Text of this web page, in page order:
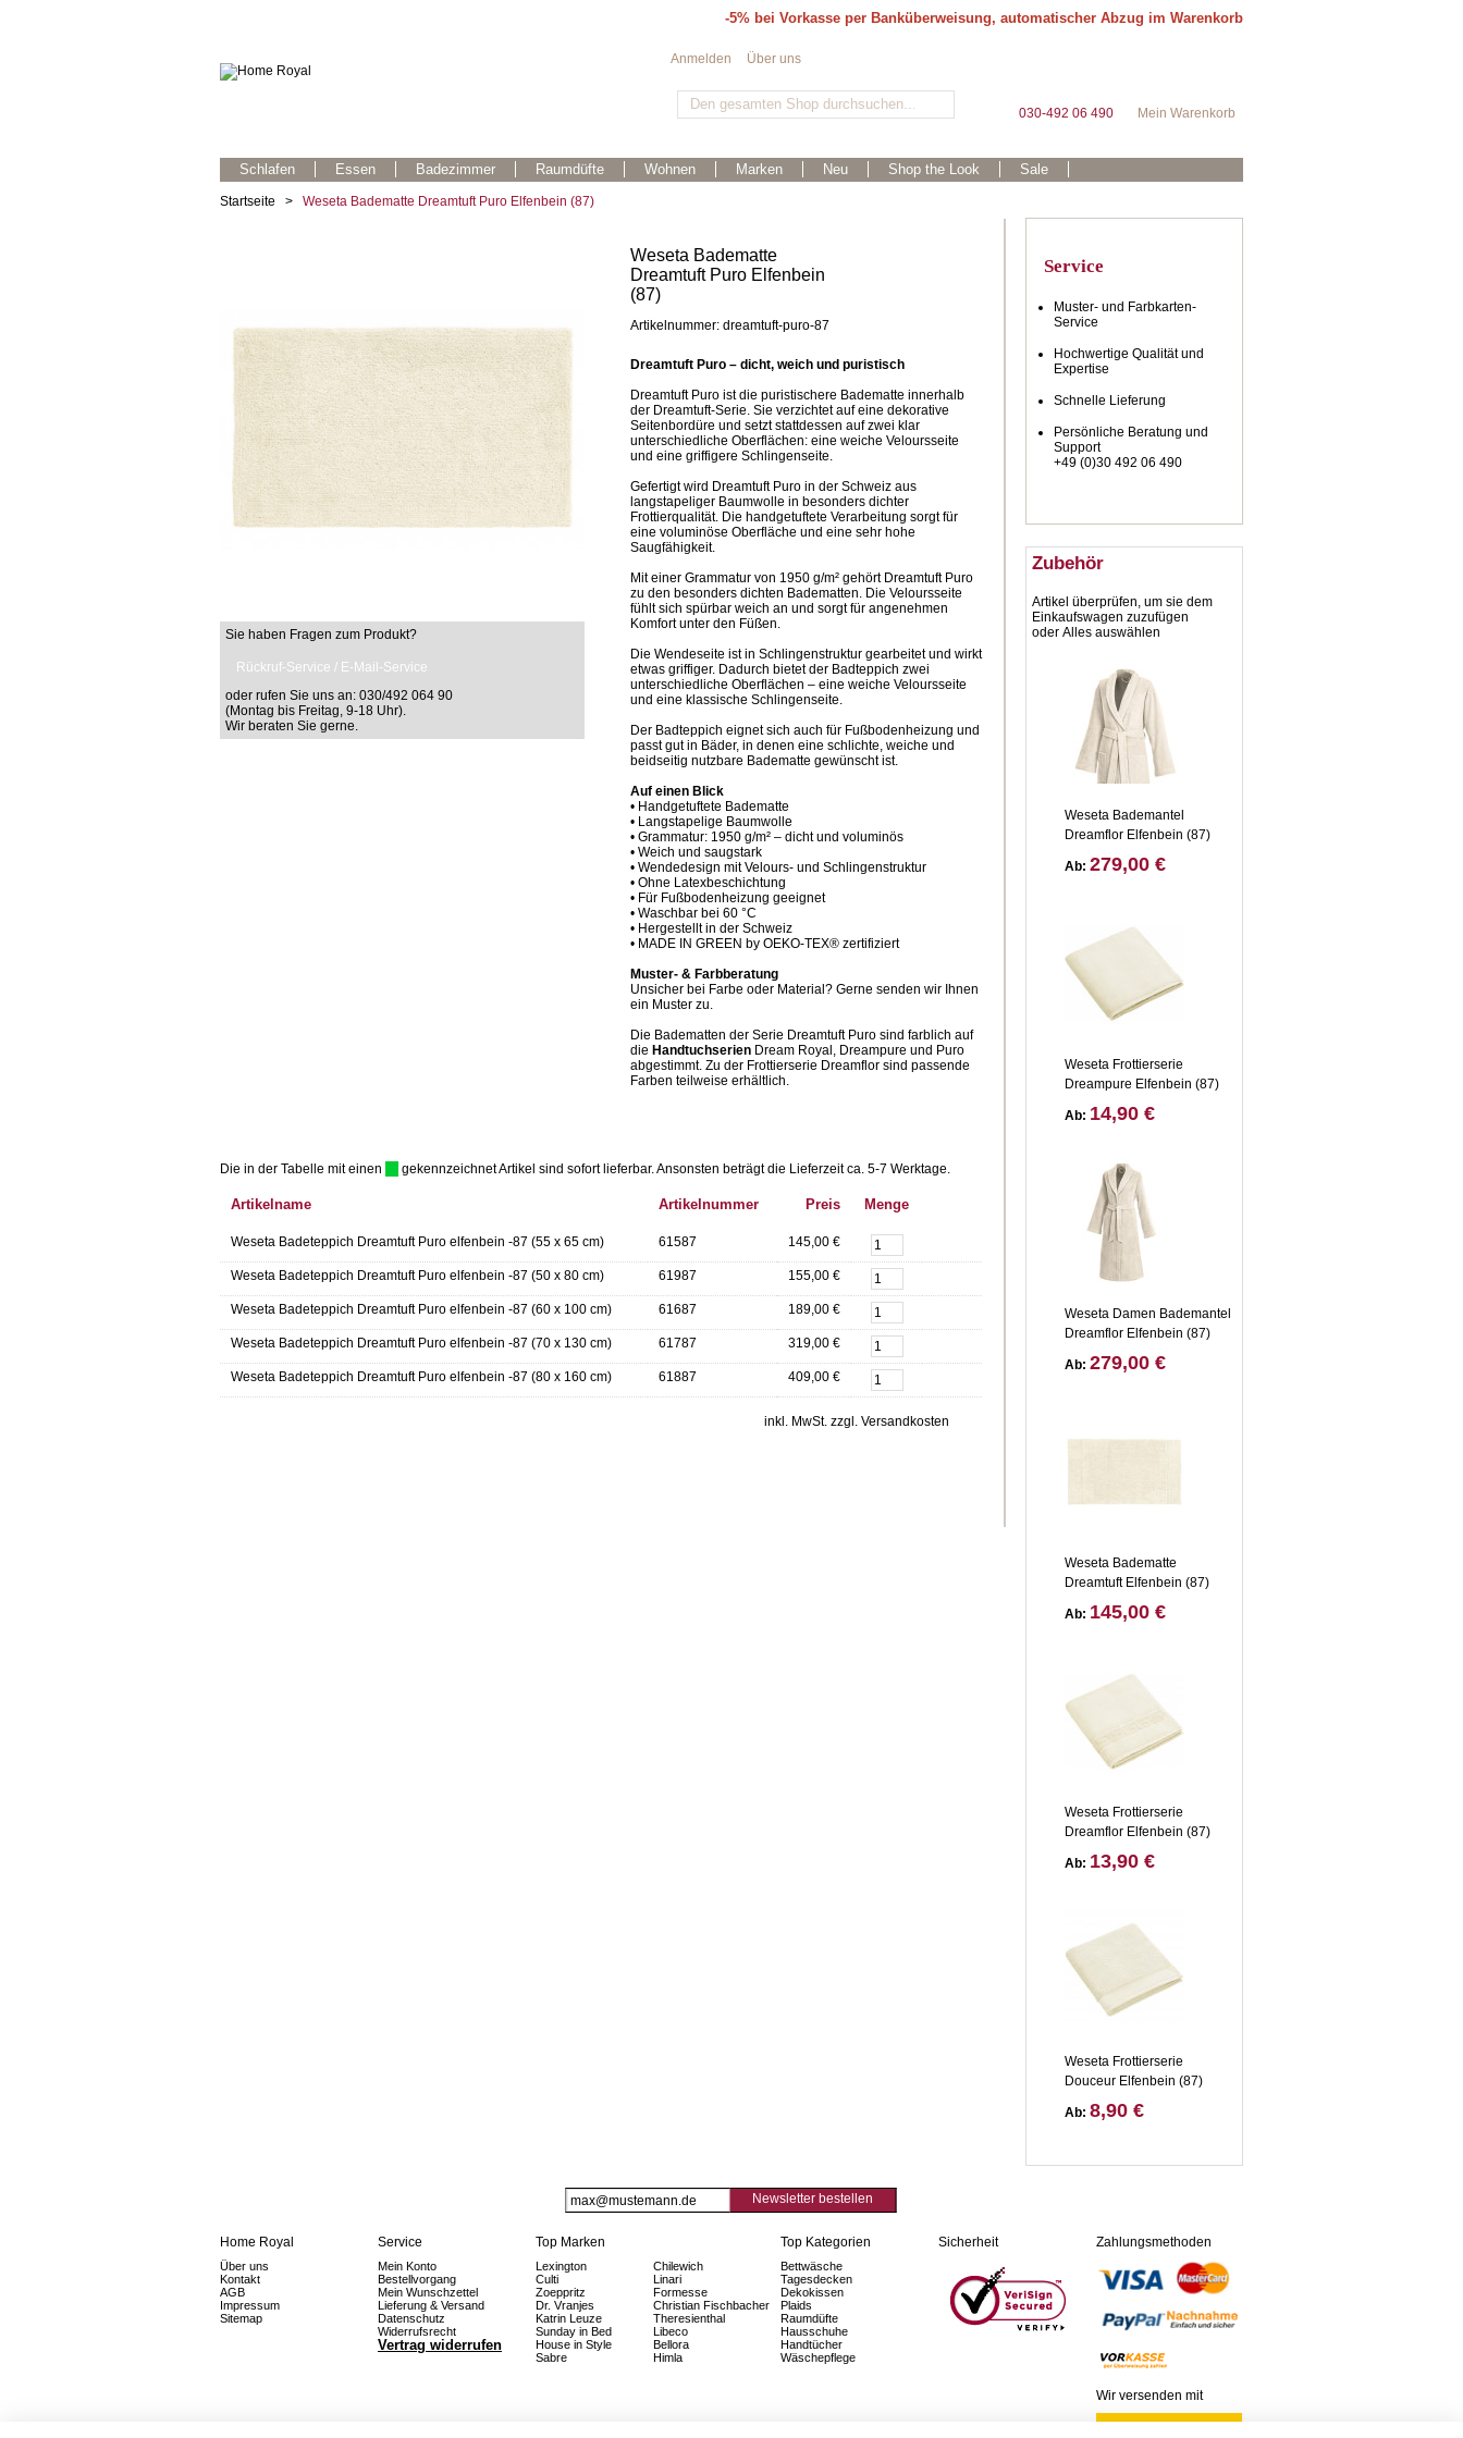
-5% bei Vorkasse per Banküberweisung, automatischer Abzug im Warenkorb
Mein Warenkorb
030-492 06 490
Schlafen Essen Badezimmer Raumdüfte Wohnen Marken Neu Shop the Look Sale
Anmelden Über uns
Startseite > Weseta Badematte Dreamtuft Puro Elfenbein (87)
Sie haben Fragen zum Produkt?
Rückruf-Service / E-Mail-Service
oder rufen Sie uns an: 030/492 064 90
(Montag bis Freitag, 9-18 Uhr).
Wir beraten Sie gerne.
Weseta Badematte
Dreamtuft Puro Elfenbein
(87)
Artikelnummer: dreamtuft-puro-87
Dreamtuft Puro – dicht, weich und puristisch
Dreamtuft Puro ist die puristischere Badematte innerhalb
der Dreamtuft-Serie. Sie verzichtet auf eine dekorative
Seitenbordüre und setzt stattdessen auf zwei klar
unterschiedliche Oberflächen: eine weiche Veloursseite
und eine griffigere Schlingenseite.
Gefertigt wird Dreamtuft Puro in der Schweiz aus
langstapeliger Baumwolle in besonders dichter
Frottierqualität. Die handgetuftete Verarbeitung sorgt für
eine voluminöse Oberfläche und eine sehr hohe
Saugfähigkeit.
Mit einer Grammatur von 1950 g/m² gehört Dreamtuft Puro
zu den besonders dichten Badematten. Die Veloursseite
fühlt sich spürbar weich an und sorgt für angenehmen
Komfort unter den Füßen.
Die Wendeseite ist in Schlingenstruktur gearbeitet und wirkt
etwas griffiger. Dadurch bietet der Badteppich zwei
unterschiedliche Oberflächen – eine weiche Veloursseite
und eine klassische Schlingenseite.
Der Badteppich eignet sich auch für Fußbodenheizung und
passt gut in Bäder, in denen eine schlichte, weiche und
beidseitig nutzbare Badematte gewünscht ist.
Auf einen Blick
• Handgetuftete Badematte
• Langstapelige Baumwolle
• Grammatur: 1950 g/m² – dicht und voluminös
• Weich und saugstark
• Wendedesign mit Velours- und Schlingenstruktur
• Ohne Latexbeschichtung
• Für Fußbodenheizung geeignet
• Waschbar bei 60 °C
• Hergestellt in der Schweiz
• MADE IN GREEN by OEKO-TEX® zertifiziert
Muster- & Farbberatung
Unsicher bei Farbe oder Material? Gerne senden wir Ihnen
ein Muster zu.
Die Badematten der Serie Dreamtuft Puro sind farblich auf
die Handtuchserien Dream Royal, Dreampure und Puro
abgestimmt. Zu der Frottierserie Dreamflor sind passende
Farben teilweise erhältlich.
Die in der Tabelle mit einen gekennzeichnet Artikel sind sofort lieferbar.Ansonsten beträgt die Lieferzeit ca. 5-7 Werktage.
Artikelname Artikelnummer Preis Menge
Weseta Badeteppich Dreamtuft Puro elfenbein -87 (55 x 65 cm) 61587 145,00 €
Weseta Badeteppich Dreamtuft Puro elfenbein -87 (50 x 80 cm) 61987 155,00 €
Weseta Badeteppich Dreamtuft Puro elfenbein -87 (60 x 100 cm) 61687 189,00 €
Weseta Badeteppich Dreamtuft Puro elfenbein -87 (70 x 130 cm) 61787 319,00 €
Weseta Badeteppich Dreamtuft Puro elfenbein -87 (80 x 160 cm) 61887 409,00 €
inkl. MwSt. zzgl. Versandkosten
Service
Muster- und Farbkarten-
Service
Hochwertige Qualität und
Expertise
Schnelle Lieferung
Persönliche Beratung und
Support
+49 (0)30 492 06 490
Zubehör
Artikel überprüfen, um sie dem
Einkaufswagen zuzufügen
oder Alles auswählen
Weseta Bademantel
Dreamflor Elfenbein (87)
Ab: 279,00 €
Weseta Frottierserie
Dreampure Elfenbein (87)
Ab: 14,90 €
Weseta Damen Bademantel
Dreamflor Elfenbein (87)
Ab: 279,00 €
Weseta Badematte
Dreamtuft Elfenbein (87)
Ab: 145,00 €
Weseta Frottierserie
Dreamflor Elfenbein (87)
Ab: 13,90 €
Weseta Frottierserie
Douceur Elfenbein (87)
Ab: 8,90 €
Newsletter bestellen
Home Royal
Über uns
Kontakt
AGB
Impressum
Sitemap
Service
Mein Konto
Bestellvorgang
Mein Wunschzettel
Lieferung & Versand
Datenschutz
Widerrufsrecht
Vertrag widerrufen
Top Marken
Lexington
Chilewich
Culti
Linari
Zoeppritz
Formesse
Dr. Vranjes
Christian Fischbacher
Katrin Leuze
Theresienthal
Sunday in Bed
Libeco
House in Style
Bellora
Sabre
Himla
Top Kategorien
Bettwäsche
Tagesdecken
Dekokissen
Plaids
Raumdüfte
Hausschuhe
Handtücher
Wäschepflege
Sicherheit Zahlungsmethoden
Wir versenden mit